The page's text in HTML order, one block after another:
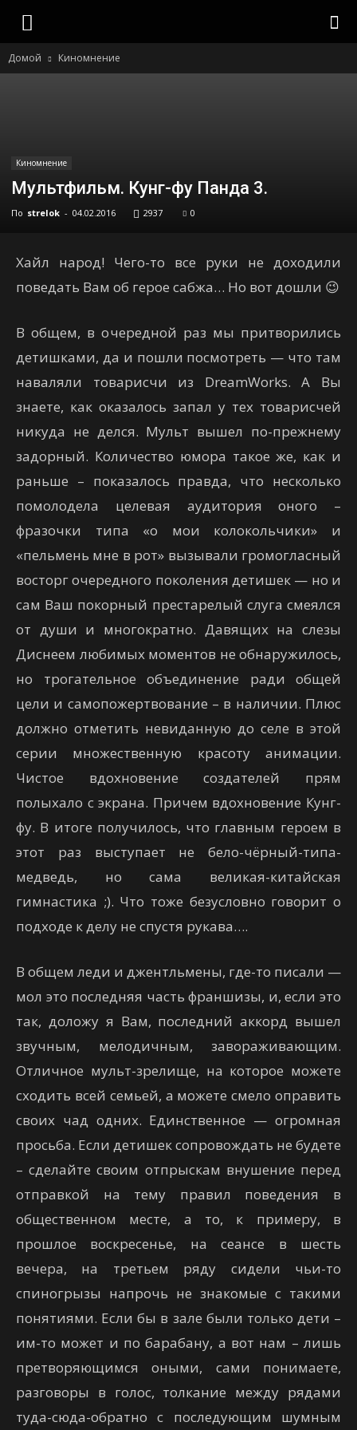
strelok
Домой Киномнение
Киномнение
Мультфильм. Кунг-фу Панда 3.
По strelok - 04.02.2016 2937 0
Хайл народ! Чего-то все руки не доходили
поведать Вам об герое сабжа… Но вот дошли 😉
В общем, в очередной раз мы притворились
детишками, да и пошли посмотреть — что там
наваляли товарисчи из DreamWorks. А Вы
знаете, как оказалось запал у тех товарисчей
никуда не делся. Мульт вышел по-прежнему
задорный. Количество юмора такое же, как и
раньше – показалось правда, что несколько
помолодела целевая аудитория оного –
фразочки типа «о мои колокольчики» и
«пельмень мне в рот» вызывали громогласный
восторг очередного поколения детишек — но и
сам Ваш покорный престарелый слуга смеялся
от души и многократно. Давящих на слезы
Диснеем любимых моментов не обнаружилось,
но трогательное объединение ради общей
цели и самопожертвование – в наличии. Плюс
должно отметить невиданную до селе в этой
серии множественную красоту анимации.
Чистое вдохновение создателей прям
полыхало с экрана. Причем вдохновение Кунг-
фу. В итоге получилось, что главным героем в
этот раз выступает не бело-чёрный-типа-
медведь, но сама великая-китайская
гимнастика ;). Что тоже безусловно говорит о
подходе к делу не спустя рукава….
В общем леди и джентльмены, где-то писали —
мол это последняя часть франшизы, и, если это
так, доложу я Вам, последний аккорд вышел
звучным, мелодичным, завораживающим.
Отличное мульт-зрелище, на которое можете
сходить всей семьей, а можете смело оправить
своих чад одних. Единственное — огромная
просьба. Если детишек сопровождать не будете
– сделайте своим отпрыскам внушение перед
отправкой на тему правил поведения в
общественном месте, а то, к примеру, в
прошлое воскресенье, на сеансе в шесть
вечера, на третьем ряду сидели чьи-то
спиногрызы напрочь не знакомые с такими
понятиями. Если бы в зале были только дети –
им-то может и по барабану, а вот нам – лишь
претворяющимся оными, сами понимаете,
разговоры в голос, толкание между рядами
туда-сюда-обратно с последующим шумным